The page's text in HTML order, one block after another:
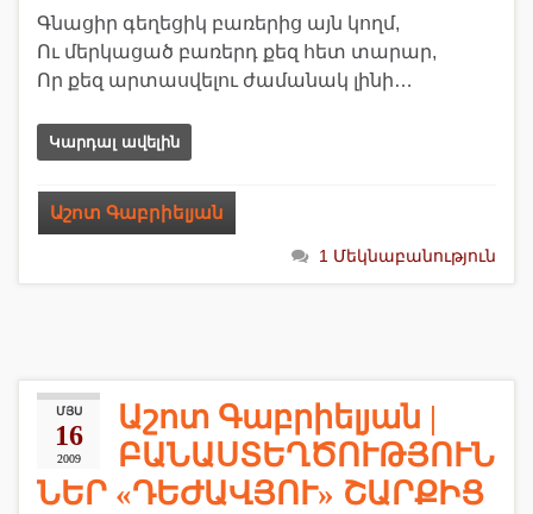
Գնացիր գեղեցիկ բառերից այն կողմ,
Ու մերկացած բառերդ քեզ հետ տարար,
Որ քեզ արտասվելու ժամանակ լինի…
Կարդալ ավելին
Աշոտ Գաբրիելյան
1 Մեկնաբանություն
ՄՅՍ
16
2009
Աշոտ Գաբրիելյան |
ԲԱՆԱՍՏԵՂԾՈՒԹՅՈՒՆ
ՆԵՐ «ԴԵԺԱՎՅՈՒ» ՇԱՐՔԻՑ